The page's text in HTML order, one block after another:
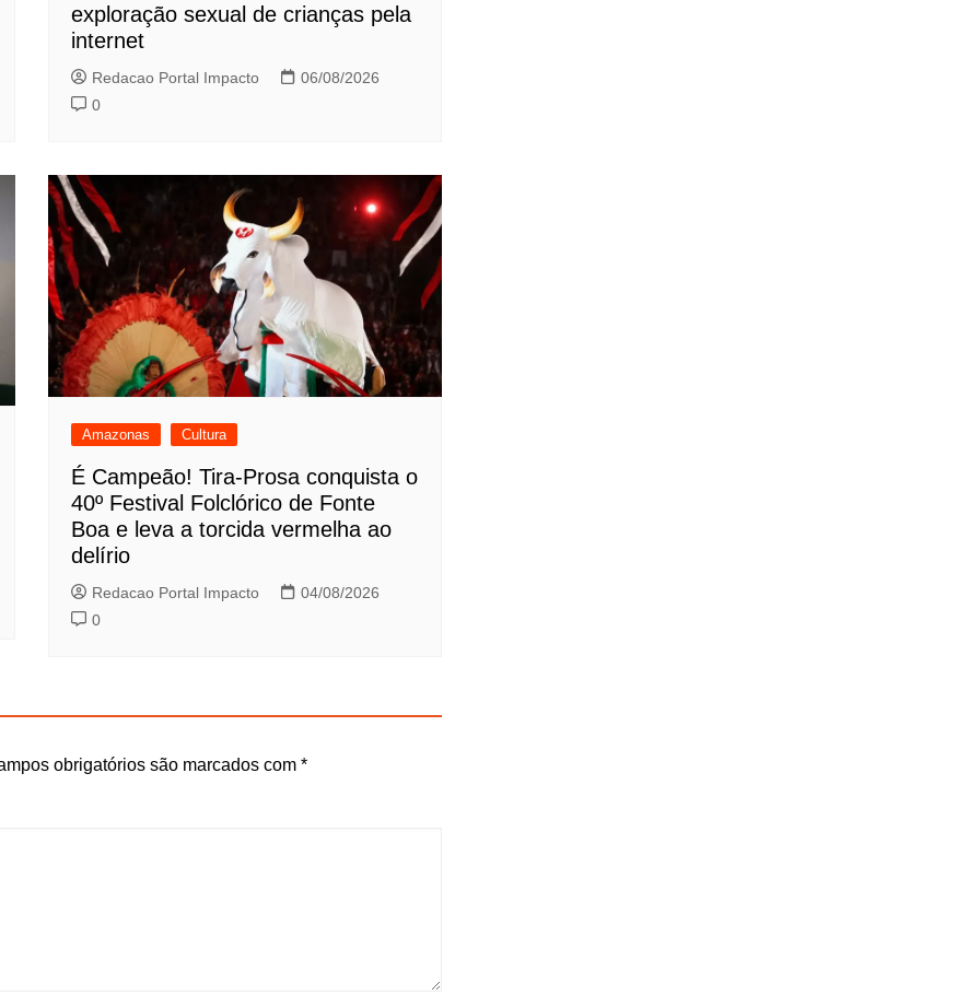
exploração sexual de crianças pela
internet
Redacao Portal Impacto
06/08/2026
0
Amazonas Cultura
É Campeão! Tira-Prosa conquista o
40º Festival Folclórico de Fonte
Boa e leva a torcida vermelha ao
delírio
Redacao Portal Impacto
04/08/2026
0
obrigatórios são marcados com *